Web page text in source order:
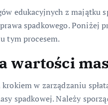
edukacyjnych z
spadkowego. Poniżej
tym procesem.
wartości
w zarządzaniu
spadkowej. Należy